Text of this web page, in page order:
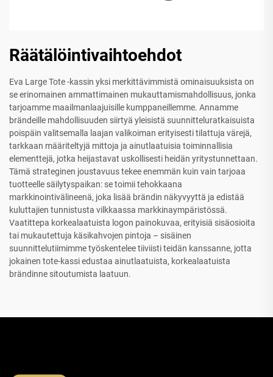
Räätälöintivaihtoehdot
Eva Large Tote -kassin yksi merkittävimmistä ominaisuuksista on
se erinomainen ammattimainen mukauttamismahdollisuus, jonka
tarjoamme maailmanlaajuisille kumppaneillemme. Annamme
brändeille mahdollisuuden siirtyä yleisistä suunnitteluratkaisuista
poispäin valitsemalla laajan valikoiman erityisesti tilattuja värejä,
tarkkaan määriteltyjä mittoja ja ainutlaatuisia toiminnallisia
elementtejä, jotka heijastavat uskollisesti heidän yritystunnettaan.
Tämä strateginen joustavuus tekee enemmän kuin vain tarjoaa
tuotteelle säilytyspaikan: se toimii tehokkaana
markkinointivälineenä, joka lisää brändin näkyvyyttä ja edistää
kuluttajien tunnistusta vilkkaassa markkinaympäristössä.
Vaatittepa korkealaatuista logon painokuvaa, erityisiä sisäosioita
tai mukautettuja käsikahvojen pintoja – sisäinen
suunnittelutiimimme työskentelee tiiviisti teidän kanssanne, jotta
jokainen tote-kassi edustaa ainutlaatuista, korkealaatuista
brändinne sitoutumista laatuun.